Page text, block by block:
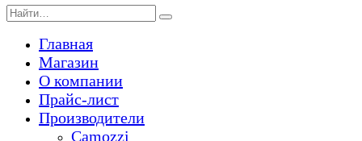
Search
for:
Главная
Магазин
О компании
Прайс-лист
Производители
Camozzi